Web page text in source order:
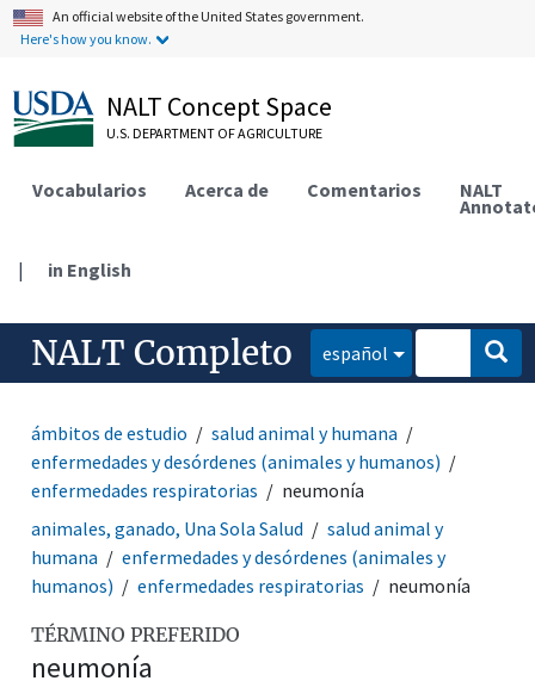
An official website of the United States government.
Here's how you know.
NALT Concept Space
U.S. DEPARTMENT OF AGRICULTURE
Vocabularios Acerca de Comentarios NALT
| in English
NALT Completo español
ámbitos de estudio
salud animal y humana
enfermedades y desórdenes (animales y humanos)
enfermedades respiratorias
neumonía
animales, ganado, Una Sola Salud
salud animal y
humana
enfermedades y desórdenes (animales y
humanos)
enfermedades respiratorias neumonía
TÉRMINO PREFERIDO
neumonía